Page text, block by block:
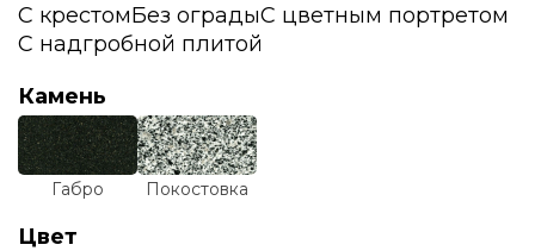
С крестомБез оградыС цветным портретом
С надгробной плитой
Камень
Габро Покостовка
Цвет